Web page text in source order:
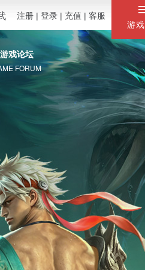
游
注册 | 登录 | 充值 | 客服
游戏论坛
FORUM